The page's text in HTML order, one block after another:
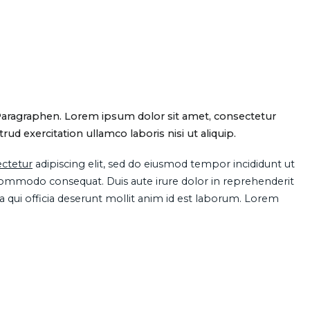
Lorem ipsum dolor sit amet, consectetur
exercitation ullamco laboris nisi ut aliquip.
adipiscing elit, sed do eiusmod tempor incididunt ut
consequat. Duis aute irure dolor in reprehenderit
qui officia deserunt mollit anim id est laborum. Lorem